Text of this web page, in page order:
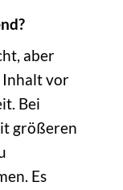
aber
Inhalt vor
Bei
größeren
Es